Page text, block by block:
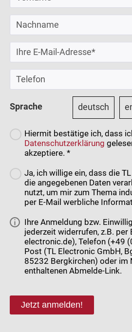
Sprache deutsch
Hiermit bestätige ich, dass
Datenschutzerklärung
akzeptiere. *
Ja, ich willige ein, dass die
die angegebenen Daten
nutzt, um mir zum Thema
per E-Mail werbliche
Ihre Anmeldung bzw.
jederzeit widerrufen, z.B. per
electronic.de), Telefon (+49
Post (TL Electronic GmbH,
85232 Bergkirchen) oder im
enthaltenen Abmelde-Link.
Jetzt anmelden!